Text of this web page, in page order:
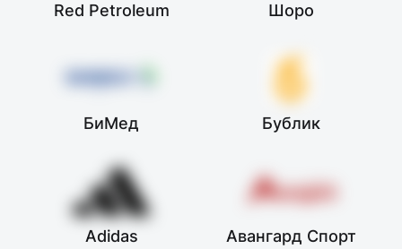
Red Petroleum Шоро
БиМед Бублик
Adidas Авангард Спорт